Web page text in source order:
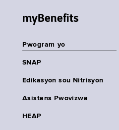
myBenefits
Pwogram yo
SNAP
Edikasyon sou Nitrisyon
Asistans Pwovizwa
HEAP